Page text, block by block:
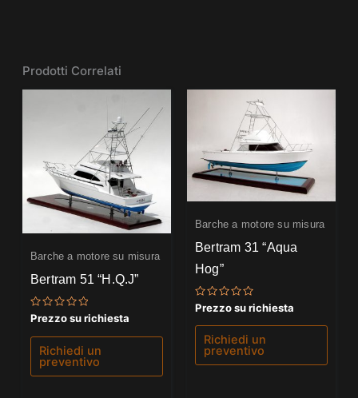
Prodotti Correlati
Barche a motore su misura
Bertram 51 “H.Q.J”
Valutato
0
su
Prezzo su richiesta
Richiedi un
preventivo
Barche a motore su misura
Bertram 31 “Aqua
Hog”
Valutato
0
su
Prezzo su richiesta
Richiedi un
preventivo